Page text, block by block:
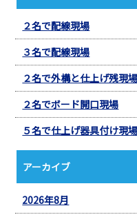
２名で配線現場
３名で配線現場
２名で外構と仕上げ残現場
２名でボード開口現場
５名で仕上げ器具付け現場
アーカイブ
2026年8月